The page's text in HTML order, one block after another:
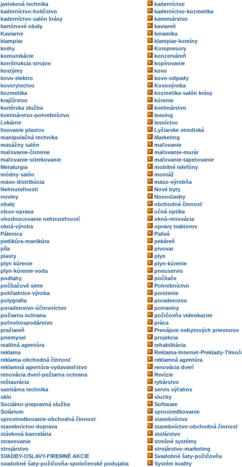
javisková technika
kaderníctvo
kaderníctvo-holičstvo
kaderníctvo-kozmetika
kaderníctvo-salón krásy
kamenárstvo
kartónové obaly
kaviareň
Kaviarne
keramika
klampiar
klampiar-komíny
knihy
Kompresory
komunikácie
konzerváreň
konštrukcia strojov
kopírovanie
kostýmy
kovo
kovo-elektro
kovo-odpady
kovorytectvo
Kovovýroba
kozmetika
kozmetika-salón krásy
krajčírstvo
kúrenie
kuriérska služba
kvetinárstvo
kvetinárstvo-pohrebníctvo
leasing
Lekárne
lesníctvo
lisovanie plastov
Lyžiarske strediská
manipulačná technika
Marketing
masážny salón
maľovanie
maľovanie-čistenie
maľovanie-murár
maľovanie-stierkovanie
maľovanie-tapetovanie
Metalurgia
mobilné telefóny
módny salón
montáž
mäso-distribúcia
mäso-výrobňa
Nehnuteľnosti
Nové byty
noviny
Novostavby
obaly
obchodná činnosť
obuv-oprava
očná optika
ohodnocovanie nehnuteľností
okná-renovácia
okná-výroba
opravy traktorov
Pálenica
Palivá
pedikúra-manikúra
pekáreň
píla
pivovar
plasty
plyn
plyn kúrenie
plyn-kúrenie
plyn-kúrenie-voda
pneuservis
podlahy
počítače
počítačové siete
Pohrebníctvo
pohľadnice-výroba
poistenie
polygrafia
poradenstvo
poradenstvo-účtovníctvo
potraviny
požiarna ochrana
požičovňa videokaziet
poľnohospodárstvo
práca
pražiareň
Prenájom nebytových priestorov
priemysel
projekcia
realitná agentúra
rehabilitácia
reklama
Reklama-Internet-Preklady-
reklama-obchodná činnosť
reklamná agentúra
reklamná agentúra-vydavateľstvo
renovácia dverí
renovácia dverí-požiarna ochrana
Revízie
reštaurácia
rybárstvo
sanitárna technika
servis výťahov
sklo
sluzby
Sociálno-prepravná služba
Software
Solárium
sprostredkovanie
sprostredkovanie-obchodná činnosť
stavebníctvo
stavebníctvo-doprava
stavebníctvo-obchodná činnosť
stávková kancelária
stolárstvo
stravovanie
strešné systémy
strojárstvo
strojárstvo-marketing
SVADBY-OSLAVY-FIREMNÉ AKCIE
Svadobné šaty-požičovňa
svadobné šaty-požičovňa-spoločenské podujatia
Systém kvality